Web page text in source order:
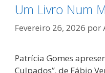
Um Livro Num
Fevereiro 26, 2026 por
Patrícia Gomes
Culpados”, de Fábio